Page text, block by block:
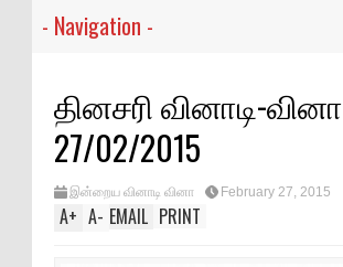
தினசரி வினாடி-வினா
27/02/2015
இன்றைய வினாடி வினா February 27, 2015
A+ A- EMAIL PRINT